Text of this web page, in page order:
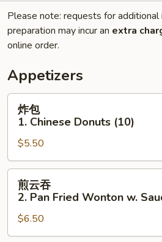
Please note: requests for
preparation may incur an extra
online order.
Appetizers
Chinese
Donuts
(10)
炸包
1. Chinese Donuts (10)
$5.50
Pan
煎云吞
2. Pan Fried Wonton w.
$6.50